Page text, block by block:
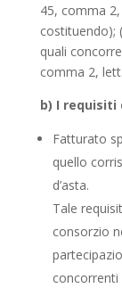
45, comma
costituendo);
quali
comma 2,
b) I requisiti
Fatturato
quello
d’asta.
Tale
consorzio
concorrenti